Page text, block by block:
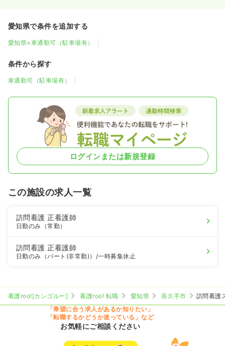
愛知県で条件を追加する
愛知県×車通勤可（駐車場有）
条件から探す
車通勤可（駐車場有）
ログインまたは新規登録
この施設の求人一覧
訪問看護正看護師
日勤のみ（常勤）
訪問看護正看護師
日勤のみ（パート(非常勤)） /一時募集休止
看護roo![カンゴルー] 看護roo! 転職 愛知県 長久手市
訪問看護
「希望に合う求人があるか知りたい」
「転職するかどうか迷っている」など
お気軽にご相談ください